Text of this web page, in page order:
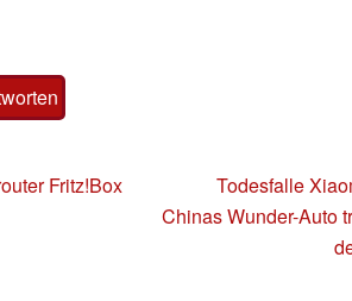
Fritz!Box
Todesfalle
Chinas Wunder-Auto